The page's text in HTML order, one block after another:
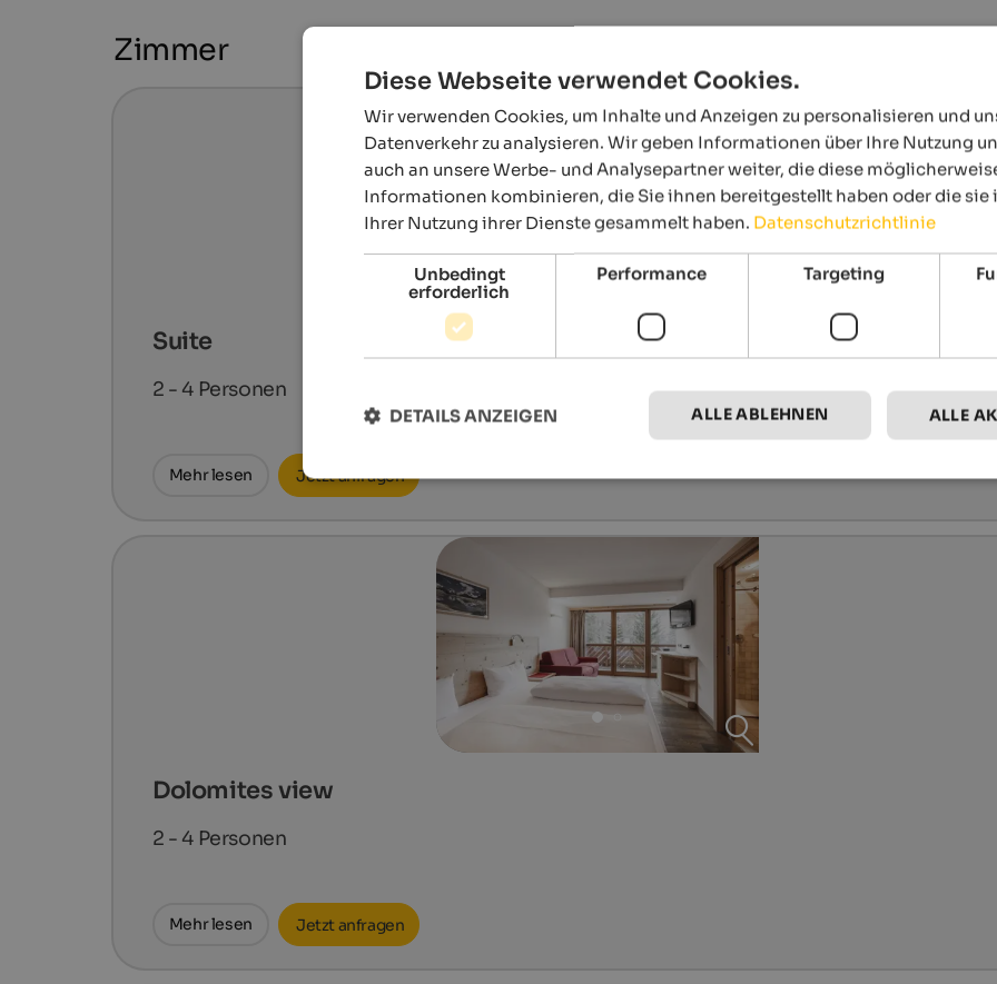
Zimmer
Suite
2 - 4 Personen
Mehr lesen Jetzt anfragen
Dolomites view
2 - 4 Personen
Mehr lesen Jetzt anfragen
Diese Webseite verwendet Cookies.
Wir verwenden Cookies, um Inhalte und Anzeigen zu personalisieren und
Datenverkehr zu analysieren. Wir geben Informationen über Ihre Nutzung
auch an unsere Werbe- und Analysepartner weiter, die diese
Informationen kombinieren, die Sie ihnen bereitgestellt haben oder die sie
Ihrer Nutzung ihrer Dienste gesammelt haben. Datenschutzrichtlinie
Unbedingt
erforderlich
Performance Targeting
ALLE
ALLE ABLEHNEN
DETAILS ANZEIGEN